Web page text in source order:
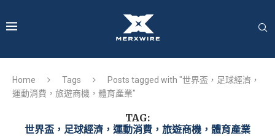
Home Tags
Posts tagged with "世界盃，足球經濟，
運動消費，旅遊商機，體育產業"
TAG:
世界盃，足球經濟，運動消費，旅遊商機，體育產業